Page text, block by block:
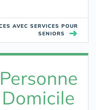
AVEC SERVICES POUR
SENIORS
➜